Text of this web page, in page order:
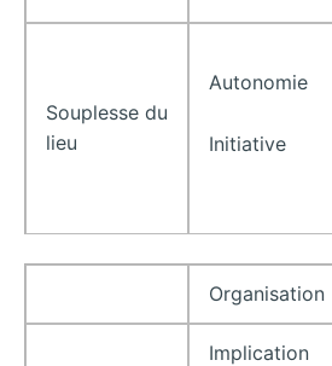
Souplesse du
lieu
Autonomie
Initiative
Organisation
Implication